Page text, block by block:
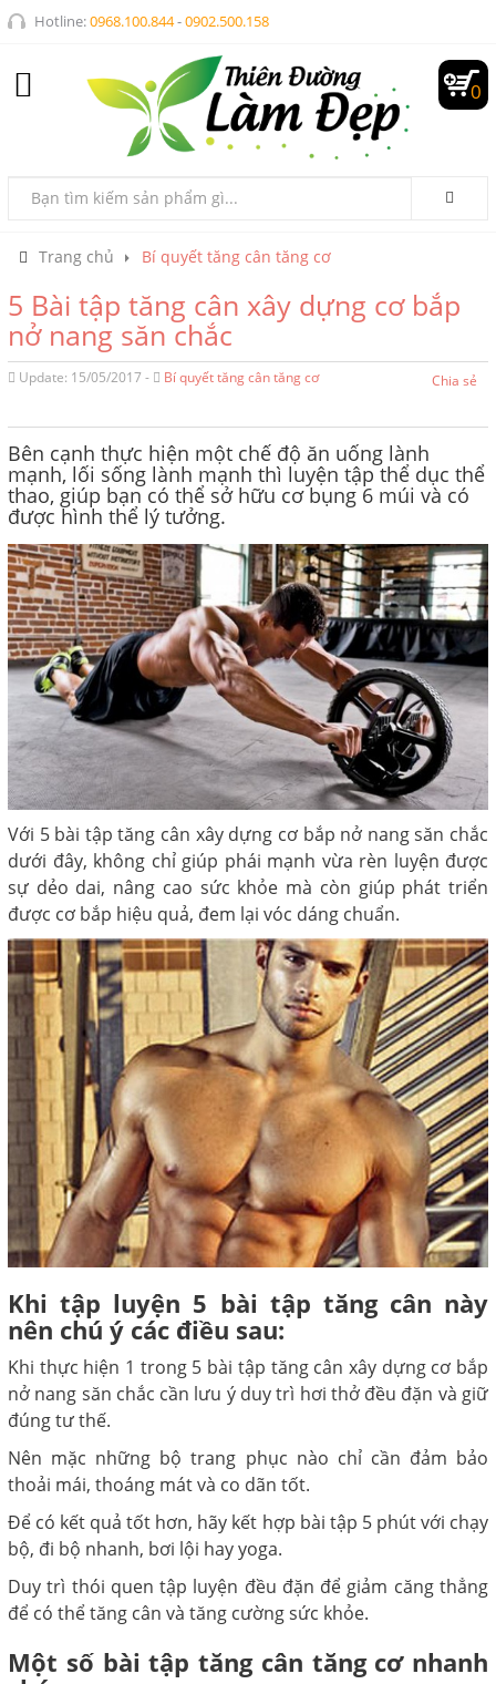
Hotline:0968.100.844-0902.500.158
0
Trang chủ Bí quyết tăng cân tăng cơ
5 Bài tập tăng cân xây dựng cơ bắp
nở nang săn chắc
Update: 15/05/2017 - Bí quyết tăng cân tăng cơ Chia sẻ
Bên cạnh thực hiện một chế độ ăn uống lành
mạnh, lối sống lành mạnh thì luyện tập thể dục thể
thao, giúp bạn có thể sở hữu cơ bụng 6 múi và có
được hình thể lý tưởng.
Với 5 bài tập tăng cân xây dựng cơ bắp nở nang săn chắc
dưới đây, không chỉ giúp phái mạnh vừa rèn luyện được
sự dẻo dai, nâng cao sức khỏe mà còn giúp phát triển
được cơ bắp hiệu quả, đem lại vóc dáng chuẩn.
Khi tập luyện 5 bài tập tăng cân này
nên chú ý các điều sau:
Khi thực hiện 1 trong 5 bài tập tăng cân xây dựng cơ bắp
nở nang săn chắc cần lưu ý duy trì hơi thở đều đặn và giữ
đúng tư thế.
Nên mặc những bộ trang phục nào chỉ cần đảm bảo
thoải mái, thoáng mát và co dãn tốt.
Để có kết quả tốt hơn, hãy kết hợp bài tập 5 phút với chạy
bộ, đi bộ nhanh, bơi lội hay yoga.
Duy trì thói quen tập luyện đều đặn để giảm căng thẳng
để có thể tăng cân và tăng cường sức khỏe.
Một số bài tập tăng cân tăng cơ nhanh